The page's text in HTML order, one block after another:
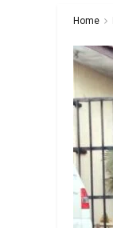
Home